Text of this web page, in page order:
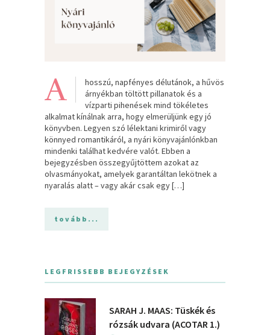
A
hosszú, napfényes délutánok, a hűvös
árnyékban töltött pillanatok és a
vízparti pihenések mind tökéletes
alkalmat kínálnak arra, hogy elmerüljünk egy jó
könyvben. Legyen szó lélektani krimiről vagy
könnyed romantikáról, a nyári könyvajánlónkban
mindenki találhat kedvére valót. Ebben a
bejegyzésben összegyűjtöttem azokat az
olvasmányokat, amelyek garantáltan lekötnek a
nyaralás alatt – vagy akár csak egy […]
tovább...
LEGFRISSEBB BEJEGYZÉSEK
SARAH J. MAAS: Tüskék és
rózsák udvara (ACOTAR 1.)